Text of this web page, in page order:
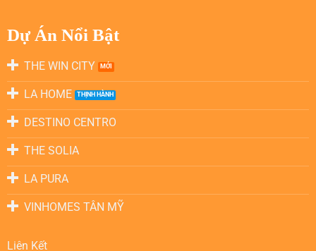
Dự Án Nổi Bật
THE WIN CITY
LA HOME
DESTINO CENTRO
THE SOLIA
LA PURA
VINHOMES TÂN MỸ
Liên Kết